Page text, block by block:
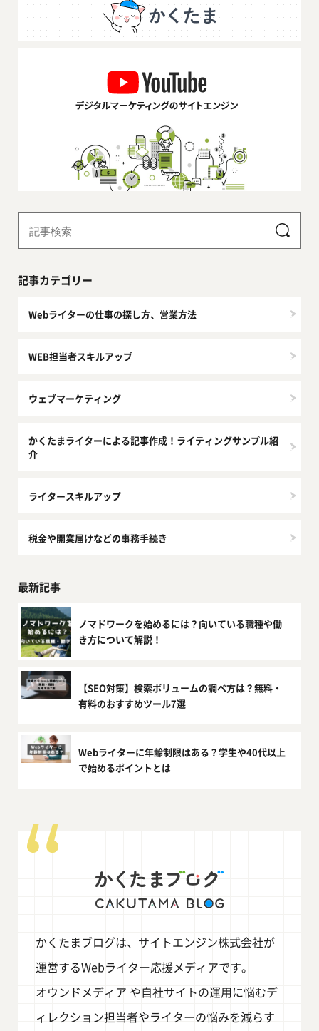
記事カテゴリー
Webライターの仕事の探し方、営業方法
WEB担当者スキルアップ
ウェブマーケティング
かくたまライターによる記事作成！ライティングサンプル紹
介
ライタースキルアップ
税金や開業届けなどの事務手続き
最新記事
ノマドワークを始めるには？向いている職種や働
き方について解説！
【SEO対策】検索ボリュームの調べ方は？無料・
有料のおすすめツール7選
Webライターに年齢制限はある？学生や40代以上
で始めるポイントとは
かくたまブログは、 サイトエンジン株式会社が
運営するWebライター応援メディアです。
オウンドメディア や自社サイトの運用に悩むデ
ィレクション担当者やライターの悩みを減らす